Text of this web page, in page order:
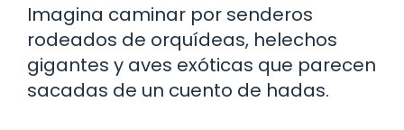
Imagina caminar por senderos
rodeados de orquídeas, helechos
gigantes y aves exóticas que parecen
sacadas de un cuento de hadas.